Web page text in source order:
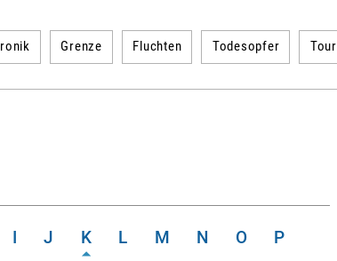
Grenze Fluchten Todesopfer Tour
I J K L M N O
P